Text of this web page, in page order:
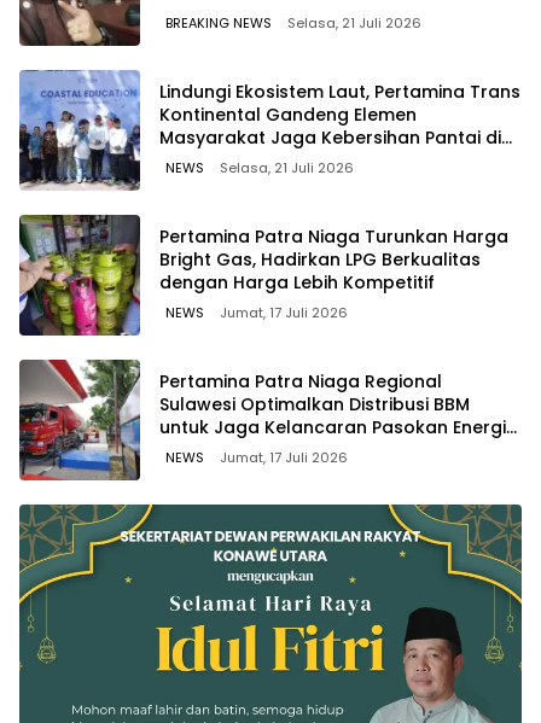
WAWOONE!
BREAKING NEWS Selasa, 21 Juli 2026
Lindungi Ekosistem Laut, Pertamina Trans
Kontinental Gandeng Elemen
Masyarakat Jaga Kebersihan Pantai di
Bitung, Sulawesi
NEWS Selasa, 21 Juli 2026
Pertamina Patra Niaga Turunkan Harga
Bright Gas, Hadirkan LPG Berkualitas
dengan Harga Lebih Kompetitif
NEWS Jumat, 17 Juli 2026
Pertamina Patra Niaga Regional
Sulawesi Optimalkan Distribusi BBM
untuk Jaga Kelancaran Pasokan Energi
di Seluruh Wilayah Sulawesi
NEWS Jumat, 17 Juli 2026